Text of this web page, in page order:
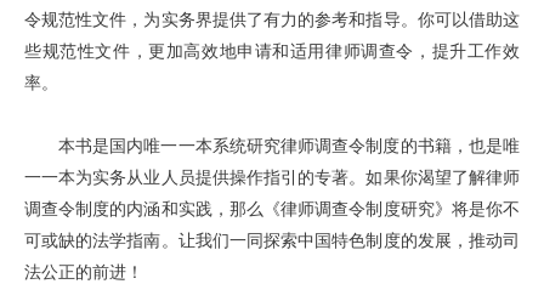
令规范性文件，为实务界提供了有力的参考和指导。你可以借助这
些规范性文件，更加高效地申请和适用律师调查令，提升工作效
率。
本书是国内唯一一本系统研究律师调查令制度的书籍，也是唯
一一本为实务从业人员提供操作指引的专著。如果你渴望了解律师
调查令制度的内涵和实践，那么《律师调查令制度研究》将是你不
可或缺的法学指南。让我们一同探索中国特色制度的发展，推动司
法公正的前进！